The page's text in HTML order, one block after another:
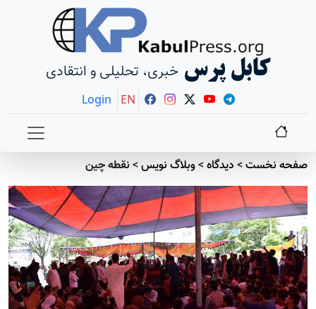
کابل پرس خبری، تحلیلی و انتقادی
Login EN
صفحه نخست> دیدگاه>وبلاگ نویس>نقطه چین